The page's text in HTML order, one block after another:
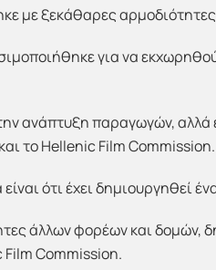
με ξεκάθαρες
για να
ανάπτυξη παραγωγών, αλλά
το Hellenic Film Commission.
ότι έχει δημιουργηθεί
άλλων φορέων και δομών,
Film Commission.